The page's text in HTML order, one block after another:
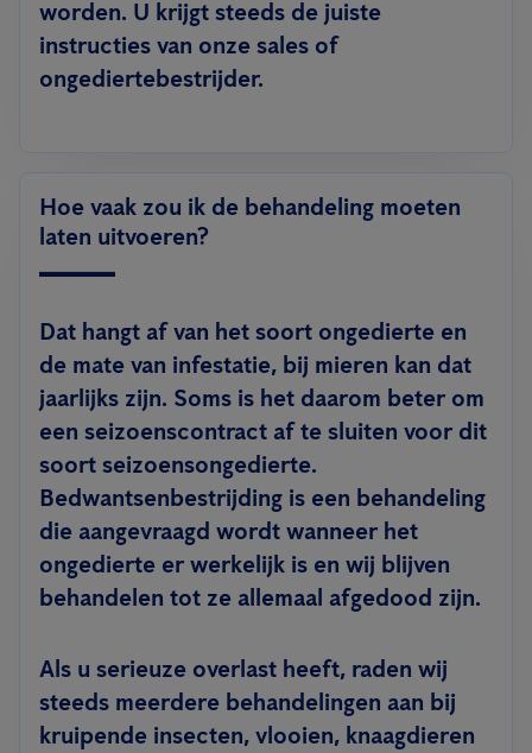
worden. U krijgt steeds de juiste
instructies van onze sales of
ongediertebestrijder.
Hoe vaak zou ik de behandeling moeten
laten uitvoeren?
Dat hangt af van het soort ongedierte en
de mate van infestatie, bij mieren kan dat
jaarlijks zijn. Soms is het daarom beter om
een seizoenscontract af te sluiten voor dit
soort seizoensongedierte.
Bedwantsenbestrijding is een behandeling
die aangevraagd wordt wanneer het
ongedierte er werkelijk is en wij blijven
behandelen tot ze allemaal afgedood zijn.
Als u serieuze overlast heeft, raden wij
steeds meerdere behandelingen aan bij
kruipende insecten, vlooien, knaagdieren